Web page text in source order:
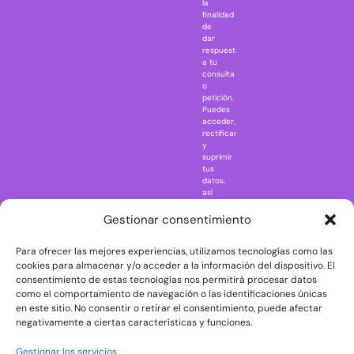
Gestionar consentimiento
Para ofrecer las mejores experiencias, utilizamos tecnologías como las
cookies para almacenar y/o acceder a la información del dispositivo. El
consentimiento de estas tecnologías nos permitirá procesar datos
como el comportamiento de navegación o las identificaciones únicas
en este sitio. No consentir o retirar el consentimiento, puede afectar
negativamente a ciertas características y funciones.
Rick and
The Big Bang
Theory
The Blues
Brothers
la
finalidad
de
dar
respuesta
a tu
consulta
o
petición.
Puedes
acceder,
rectificar
y
suprimir
tus
datos,
así
ejercer
consultando
la
información
adicional
y
detallada
sobre